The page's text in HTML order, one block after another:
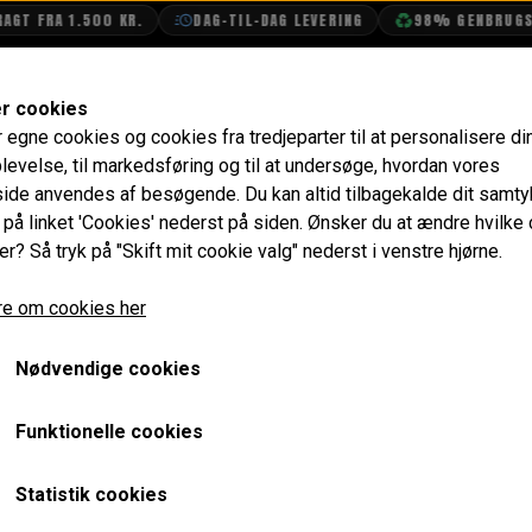
FRA 1.500 KR. DAG-TIL-DAG LEVERING 98%
Hjul Cylinder, Bag 9/16" (14,3mm) Uoriginal
Hjul Cylinder, Bag 9/16"
Varenummer: GWC1131
Pakning medfølger IKKE.
Det er almindeligt at huller til udluftningsskruer samt
nyt sted for at kunne montere hjul cylindrene. I gamle
cylinder, men i dag er ankerpladerne universal og man
cookies
egne cookies og cookies fra tredjeparter til at personalisere
til markedsføring og til at undersøge, hvordan vores
anvendes af besøgende. Du kan altid tilbagekalde dit
linket 'Cookies' nederst på siden. Ønsker du at ændre hvilke
Så tryk på "Skift mit cookie valg" nederst i venstre hjørne.
om cookies her
Nødvendige cookies
Funktionelle cookies
Statistik cookies